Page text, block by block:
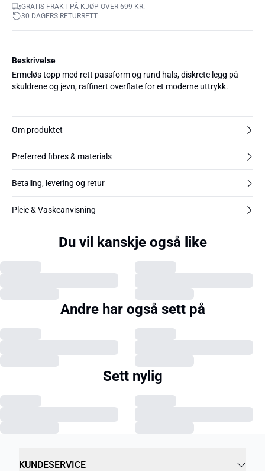
GRATIS FRAKT PÅ KJØP OVER 699 KR.
30 DAGERS RETURRETT
Beskrivelse
Ermeløs topp med rett passform og rund hals, diskrete legg på
skuldrene og jevn, raffinert overflate for et moderne uttrykk.
Om produktet
Preferred fibres & materials
Betaling, levering og retur
Pleie & Vaskeanvisning
Du vil kanskje også like
Andre har også sett på
Sett nylig
KUNDESERVICE